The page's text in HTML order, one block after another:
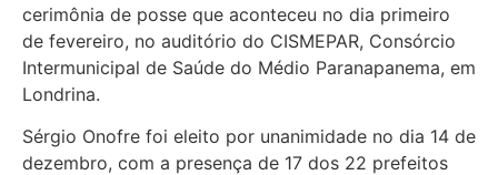
cerimônia de posse que aconteceu no dia primeiro
de fevereiro, no auditório do CISMEPAR, Consórcio
Intermunicipal de Saúde do Médio Paranapanema, em
Londrina.
Sérgio Onofre foi eleito por unanimidade no dia 14 de
dezembro, com a presença de 17 dos 22 prefeitos